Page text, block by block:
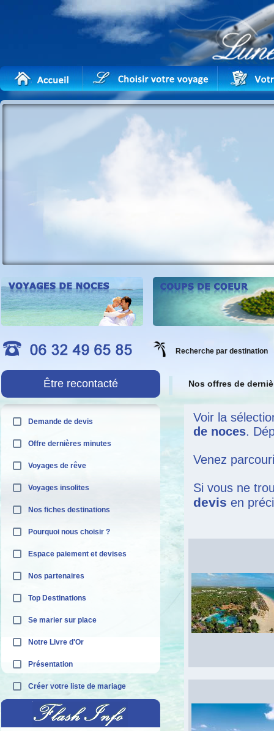
Recherche par destination
Être recontacté
Demande de devis
Offre dernières minutes
Voyages de rêve
Voyages insolites
Nos fiches destinations
Pourquoi nous choisir ?
Espace paiement et devises
Nos partenaires
Top Destinations
Se marier sur place
Notre Livre d'Or
Présentation
Créer votre liste de mariage
Nos offres de
Voir la
de noces.
Venez
Si vous ne
devis en